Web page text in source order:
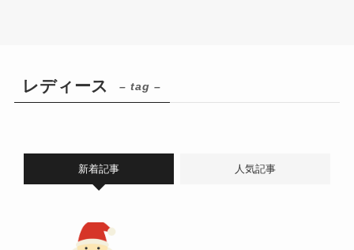
レディース – tag –
新着記事 人気記事